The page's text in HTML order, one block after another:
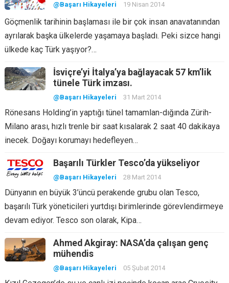
@Başarı Hikayeleri 19 Nisan 2014
Göçmenlik tarihinin başlaması ile bir çok insan anavatanından
ayrılarak başka ülkelerde yaşamaya başladı. Peki sizce hangi
ülkede kaç Türk yaşıyor?…
İsviçre’yi İtalya’ya bağlayacak 57 km’lik
tünele Türk imzası.
@Başarı Hikayeleri 31 Mart 2014
Rönesans Holding’in yaptığı tünel tamamlan-dığında Zürih-
Milano arası, hızlı trenle bir saat kısalarak 2 saat 40 dakikaya
inecek. Doğayı korumayı hedefleyen…
Başarılı Türkler Tesco’da yükseliyor
@Başarı Hikayeleri 28 Mart 2014
Dünyanın en büyük 3’üncü perakende grubu olan Tesco,
başarılı Türk yöneticileri yurtdışı birimlerinde görevlendirmeye
devam ediyor. Tesco son olarak, Kipa…
Ahmed Akgiray: NASA’da çalışan genç
mühendis
@Başarı Hikayeleri 05 Şubat 2014